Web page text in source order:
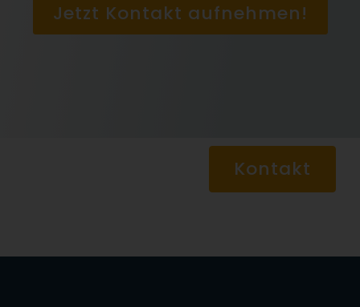
Jetzt Kontakt aufnehmen!
Kontakt